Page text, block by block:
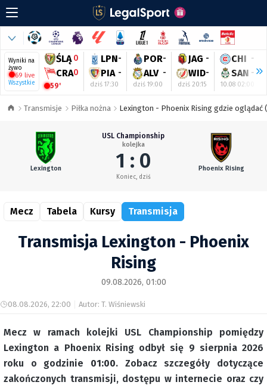
Wyniki na
żywo
69 live
Wszystkie
ŚLĄ 0
CRA0
59'
LPN-
PIA -
dziś 17:30
POR-
ALV -
dziś 19:00
JAG -
WID-
dziś 20:15
CHI -
SAN -
10.08 02:00
Transmisje Piłka nożna Lexington - Phoenix Rising gdzie oglądać
Lexington
USL Championship
kolejka
1 : 0
Koniec, dziś
Phoenix Rising
Mecz Tabela Kursy Transmisja
Transmisja Lexington - Phoenix
Rising
09.08.2026, 01:00
08.08.2026, 22:00 Autor: T. Wiśniewski
Mecz w ramach kolejki USL Championship pomiędzy
Lexington a Phoenix Rising odbył się 9 sierpnia 2026
roku o godzinie 01:00. Zobacz szczegóły dotyczące
zakończonych transmisji, dostępu w internecie oraz czy